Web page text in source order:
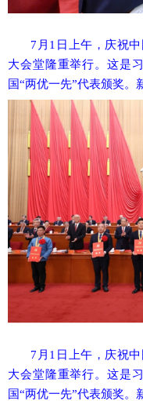
7月1日上午，庆祝
大会堂隆重举行。这是
国“两优一先”代表颁奖。
7月1日上午，庆祝
大会堂隆重举行。这是
国“两优一先”代表颁奖。